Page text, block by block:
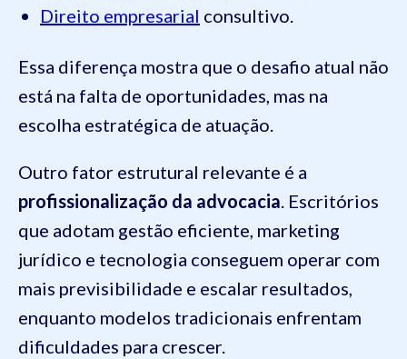
Direito empresarial consultivo.
Essa diferença mostra que o desafio atual não
está na falta de oportunidades, mas na
escolha estratégica de atuação.
Outro fator estrutural relevante é a
profissionalização da advocacia. Escritórios
que adotam gestão eficiente, marketing
jurídico e tecnologia conseguem operar com
mais previsibilidade e escalar resultados,
enquanto modelos tradicionais enfrentam
dificuldades para crescer.